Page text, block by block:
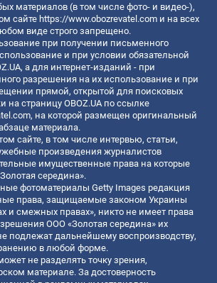
материалов (в том числе фото- и видео-),
сайте https://www.obozrevatel.com и на всех
виде строго запрещено.
при получении письменного
и при условии обязательной
а для интернет-изданий - при
разрешения на их использование и при
прямой, открытой для поисковых
на страницу OBOZ.UA по ссылке
, на которой размещен оригинальный
материала.
сайте, в том числе интервью, статьи,
произведения журналистов
имущественные права на которые
середина».
фотоматериалы Getty Images редакция
права, защищаемые законом Украины
и смежных правах», никто не имеет права
ООО «Золотая середина» их
подлежат дальнейшему воспроизводству,
в любой форме.
не разделять точку зрения,
материале. За достоверность